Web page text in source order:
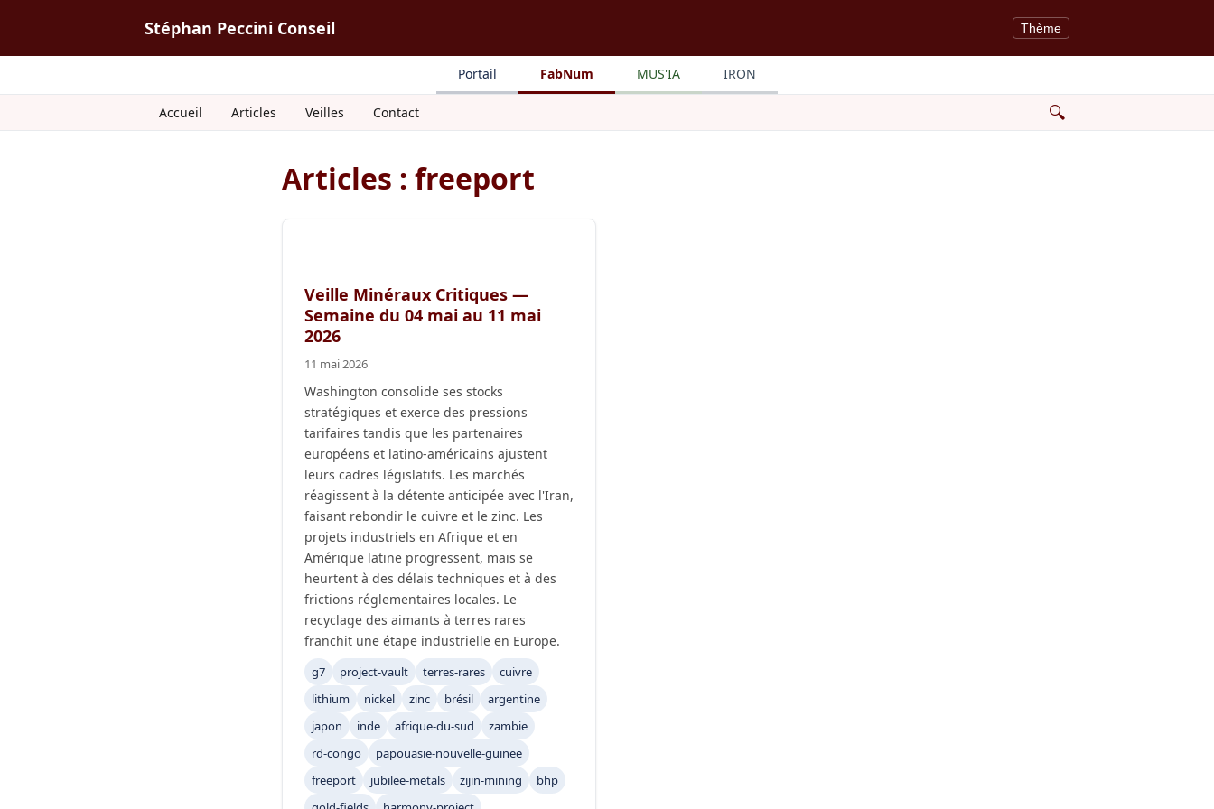
Stéphan Peccini Conseil Thème
Portail FabNum MUS'IA IRON
Accueil Articles Veilles Contact 🔍
Articles : freeport
Veille Minéraux Critiques —
Semaine du 04 mai au 11 mai
2026
11 mai 2026
Washington consolide ses stocks
stratégiques et exerce des pressions
tarifaires tandis que les partenaires
européens et latino-américains ajustent
leurs cadres législatifs. Les marchés
réagissent à la détente anticipée avec l'Iran,
faisant rebondir le cuivre et le zinc. Les
projets industriels en Afrique et en
Amérique latine progressent, mais se
heurtent à des délais techniques et à des
frictions réglementaires locales. Le
recyclage des aimants à terres rares
franchit une étape industrielle en Europe.
g7 project-vault terres-rares
cuivre
lithium
nickel zinc brésil
argentine
japon
inde afrique-du-sud
zambie
rd-congo
papouasie-nouvelle-guinee
freeport
jubilee-metals zijin-mining
bhp